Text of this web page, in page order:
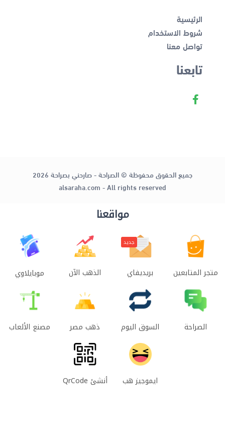
الرئيسية
شروط الاستخدام
تواصل معنا
تابعنا
جميع الحقوق محفوظة © الصراحة - صارحني بصراحة 2026
alsaraha.com - All rights reserved